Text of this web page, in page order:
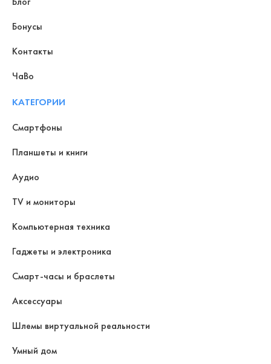
Бонусы
Контакты
ЧаВо
КАТЕГОРИИ
Смартфоны
Планшеты и книги
Аудио
TV и мониторы
Компьютерная техника
Гаджеты и электроника
Смарт-часы и браслеты
Аксессуары
Шлемы виртуальной реальности
Умный дом